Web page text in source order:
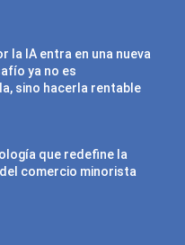
la IA entra en una nueva
ya no es
sino hacerla rentable
que redefine la
comercio minorista